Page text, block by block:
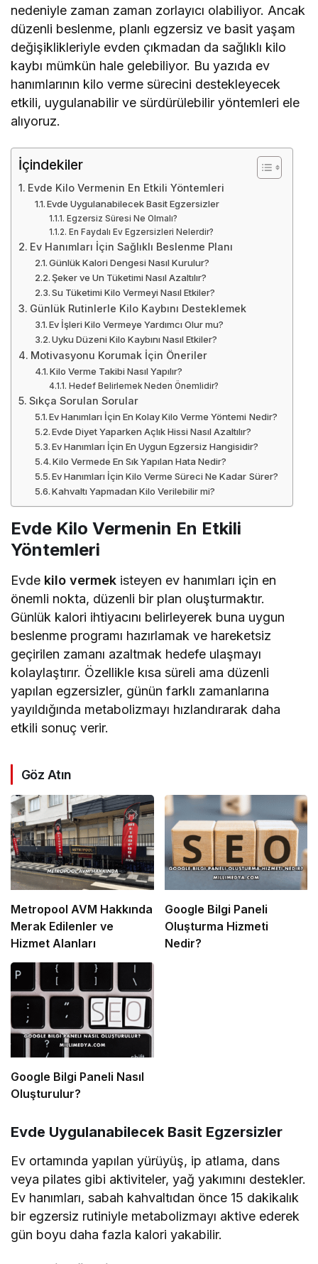
nedeniyle zaman zaman zorlayıcı olabiliyor. Ancak
düzenli beslenme, planlı egzersiz ve basit yaşam
değişiklikleriyle evden çıkmadan da sağlıklı kilo
kaybı mümkün hale gelebiliyor. Bu yazıda ev
hanımlarının kilo verme sürecini destekleyecek
etkili, uygulanabilir ve sürdürülebilir yöntemleri ele
alıyoruz.
İçindekiler
Evde Kilo Vermenin En Etkili Yöntemleri
Evde Uygulanabilecek Basit Egzersizler
Egzersiz Süresi Ne Olmalı?
En Faydalı Ev Egzersizleri Nelerdir?
Ev Hanımları İçin Sağlıklı Beslenme Planı
Günlük Kalori Dengesi Nasıl Kurulur?
Şeker ve Un Tüketimi Nasıl Azaltılır?
Su Tüketimi Kilo Vermeyi Nasıl Etkiler?
Günlük Rutinlerle Kilo Kaybını Desteklemek
Ev İşleri Kilo Vermeye Yardımcı Olur mu?
Uyku Düzeni Kilo Kaybını Nasıl Etkiler?
Motivasyonu Korumak İçin Öneriler
Kilo Verme Takibi Nasıl Yapılır?
Hedef Belirlemek Neden Önemlidir?
Sıkça Sorulan Sorular
Ev Hanımları İçin En Kolay Kilo Verme Yöntemi Nedir?
Evde Diyet Yaparken Açlık Hissi Nasıl Azaltılır?
Ev Hanımları İçin En Uygun Egzersiz Hangisidir?
Kilo Vermede En Sık Yapılan Hata Nedir?
Ev Hanımları İçin Kilo Verme Süreci Ne Kadar Sürer?
Kahvaltı Yapmadan Kilo Verilebilir mi?
Evde Kilo Vermenin En Etkili
Yöntemleri
Evde kilo vermek isteyen ev hanımları için en
önemli nokta, düzenli bir plan oluşturmaktır.
Günlük kalori ihtiyacını belirleyerek buna uygun
beslenme programı hazırlamak ve hareketsiz
geçirilen zamanı azaltmak hedefe ulaşmayı
kolaylaştırır. Özellikle kısa süreli ama düzenli
yapılan egzersizler, günün farklı zamanlarına
yayıldığında metabolizmayı hızlandırarak daha
etkili sonuç verir.
Göz Atın
Metropool AVM Hakkında
Merak Edilenler ve
Hizmet Alanları
Google Bilgi Paneli
Oluşturma Hizmeti
Nedir?
Google Bilgi Paneli Nasıl
Oluşturulur?
Evde Uygulanabilecek Basit Egzersizler
Ev ortamında yapılan yürüyüş, ip atlama, dans
veya pilates gibi aktiviteler, yağ yakımını destekler.
Ev hanımları, sabah kahvaltıdan önce 15 dakikalık
bir egzersiz rutiniyle metabolizmayı aktive ederek
gün boyu daha fazla kalori yakabilir.